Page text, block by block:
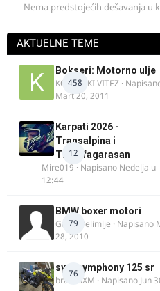
Nema predstojećih dešavanja u
AKTUELNE TEME
458
Bokseri: Motorno ulje
KOSOVSKI VITEZ ·
Mart 20, 2011
12
Karpati 2026 -
Transalpina i
Transfagarasan
Mire019 · Napisano Nedelja u
12:44
79
BMW boxer motori
Guest Velimlje · Napisano
28, 2010
76
sym symphony 125 sr
brankoXM · Napisano Jun